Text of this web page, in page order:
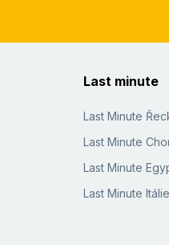
Last minute
Last Minute
Last Minute
Last Minute
Last Minute Itálie